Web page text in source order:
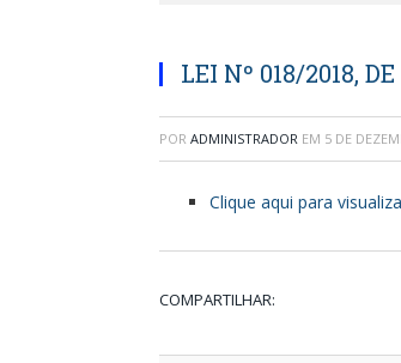
LEI Nº 018/2018,
POR ADMINISTRADOR EM 5 DE
Clique aqui para
COMPARTILHAR: